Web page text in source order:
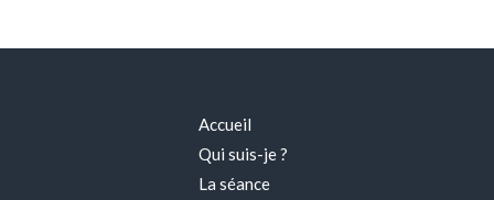
Accueil
Qui suis-je ?
La séance